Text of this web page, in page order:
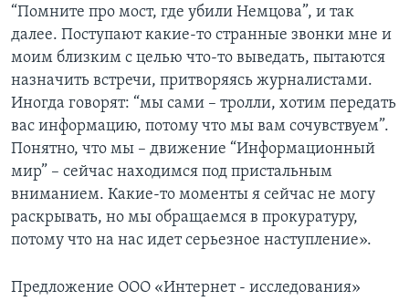
“Помните про мост, где убили Немцова”, и так
далее. Поступают какие-то странные звонки мне и
моим близким с целью что-то выведать, пытаются
назначить встречи, притворяясь журналистами.
Иногда говорят: “мы сами – тролли, хотим передать
вас информацию, потому что мы вам сочувствуем”.
Понятно, что мы – движение “Информационный
мир” – сейчас находимся под пристальным
вниманием. Какие-то моменты я сейчас не могу
раскрывать, но мы обращаемся в прокуратуру,
потому что на нас идет серьезное наступление».
Предложение ООО «Интернет - исследования»